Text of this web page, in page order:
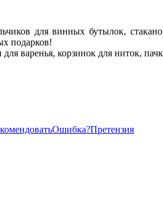
для винных бутылок,
подарков!
варенья, корзинок для ниток,
Ошибка?Претензия